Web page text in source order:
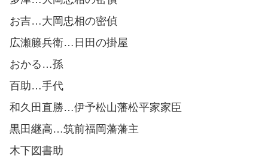
お吉…大岡忠相の密偵
広瀬籐兵衛…日田の掛屋
おかる…孫
百助…手代
和久田直勝…伊予松山藩松平家家臣
黒田継高…筑前福岡藩藩主
木下図書助